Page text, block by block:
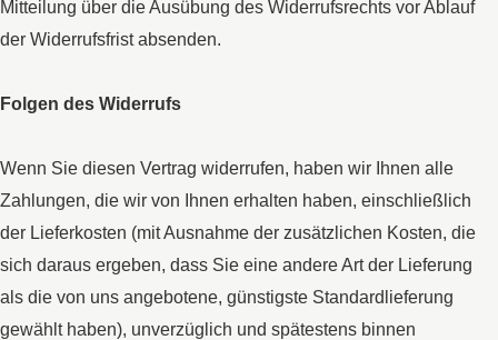
Mitteilung über die Ausübung des Widerrufsrechts vor Ablauf
der Widerrufsfrist absenden.
Folgen des Widerrufs
Wenn Sie diesen Vertrag widerrufen, haben wir Ihnen alle
Zahlungen, die wir von Ihnen erhalten haben, einschließlich
der Lieferkosten (mit Ausnahme der zusätzlichen Kosten, die
sich daraus ergeben, dass Sie eine andere Art der Lieferung
als die von uns angebotene, günstigste Standardlieferung
gewählt haben), unverzüglich und spätestens binnen